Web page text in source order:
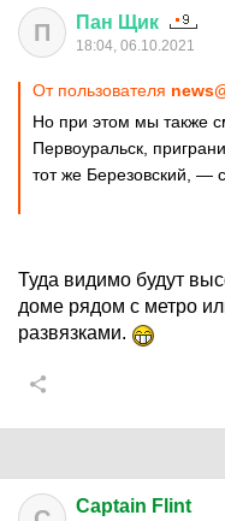
П Пан Щик
18:04, 06.10.2021
От пользователя
Но при этом мы также
Первоуральск,
тот же Березовский, —
Туда видимо будут
доме рядом с метро
развязками.
Captain Flint